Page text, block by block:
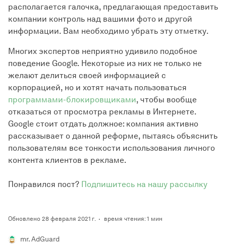
располагается галочка, предлагающая предоставить
компании контроль над вашими фото и другой
информации. Вам необходимо убрать эту отметку.
Многих экспертов неприятно удивило подобное
поведение Google. Некоторые из них не только не
желают делиться своей информацией с
корпорацией, но и хотят начать пользоваться
программами-блокировщиками, чтобы вообще
отказаться от просмотра рекламы в Интернете.
Google стоит отдать должное: компания активно
рассказывает о данной реформе, пытаясь объяснить
пользователям все тонкости использования личного
контента клиентов в рекламе.
Понравился пост? Подпишитесь на нашу рассылку
Обновлено 28 февраля 2021 г. время чтения: 1 мин
mr. AdGuard